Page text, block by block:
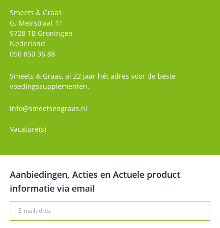
Smeets & Graas
G. Meirstraat 11
9728 TB Groningen
Nederland
050 850 36 88
Smeets & Graas, al 22 jaar hét adres voor de beste
voedingssupplementen.
info@smeetsengraas.nl
Vacature(s)
Aanbiedingen, Acties en Actuele product
informatie via email